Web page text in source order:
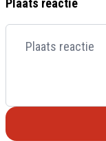
Plaats reactie